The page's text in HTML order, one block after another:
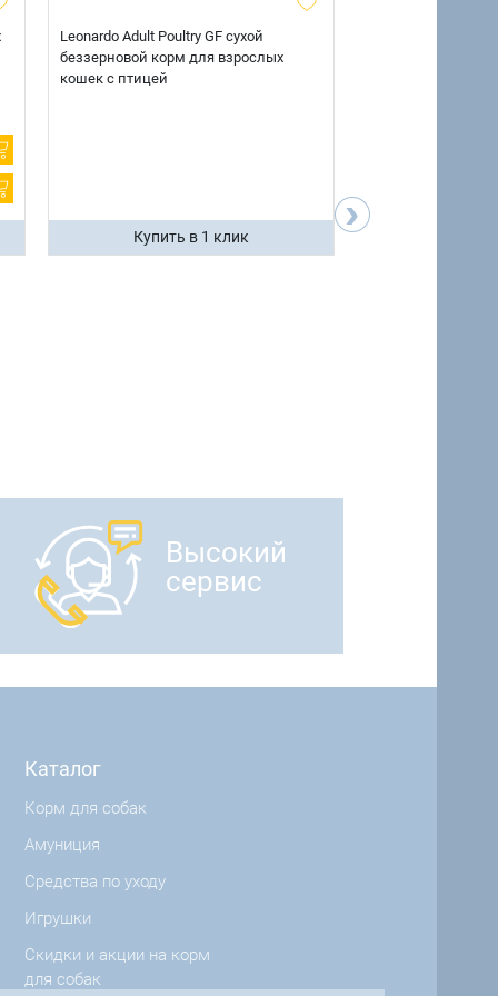
Leonardo Adult Poultry GF сухой
беззерновой корм для взрослых
кошек с птицей
Купить в 1 клик ›
Высокий
сервис
Каталог
Корм для собак
Амуниция
Средства по уходу
Игрушки
Скидки и акции на корм
для собак